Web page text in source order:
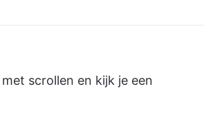
scrollen en kijk je een